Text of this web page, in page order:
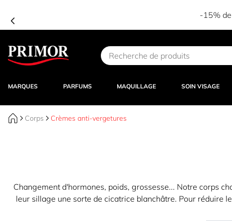
-15%
Aller au contenu
MARQUES PARFUMS MAQUILLAGE SOIN VISAGE
Corps Crèmes anti-vergetures
Changement d'hormones, poids, grossesse... Notre corps
leur sillage une sorte de cicatrice blanchâtre. Pour réduire